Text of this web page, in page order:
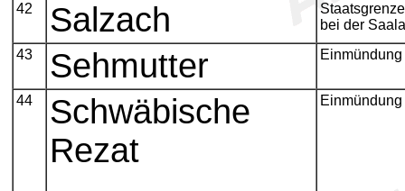
42 Salzach
bei der
43
Sehmutter
44
Schwäbische
Rezat